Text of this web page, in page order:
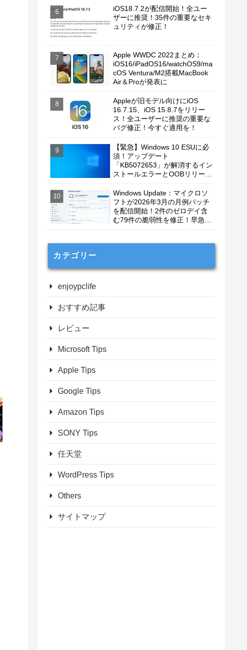
iOS18.7.2が配信開始！全ユー
ザーに推奨！35件の重要なセキ
ュリティが修正！
Apple WWDC 2022まとめ：
iOS16/iPadOS16/watchOS9/ma
cOS Ventura/M2搭載MacBook
Air＆Proが発表に
Appleが旧モデル向けにiOS
16.7.15、iOS 15.8.7をリリー
ス！全ユーザーに推奨の重要な
バグ修正！今すぐ適用を！
【緊急】Windows 10 ESUに必
須！アップデート
「KB5072653」が解消するイン
ストールエラーとOOBリリース
Windows Update：マイクロソ
フトが2026年3月の月例パッチ
を配信開始！2件のゼロデイ含
む79件の脆弱性を修正！早急に
カテゴリー
enjoypclife
おすすめ記事
レビュー
Microsoft Tips
Apple Tips
Google Tips
Amazon Tips
SONY Tips
任天堂
WordPress Tips
Others
サイトマップ